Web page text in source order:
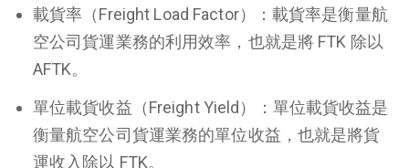
載貨率（Freight Load Factor）：載貨率是衡量航
空公司貨運業務的利用效率，也就是將 FTK 除以
AFTK。
單位載貨收益（Freight Yield）：單位載貨收益是
衡量航空公司貨運業務的單位收益，也就是將貨
運收入除以 FTK。